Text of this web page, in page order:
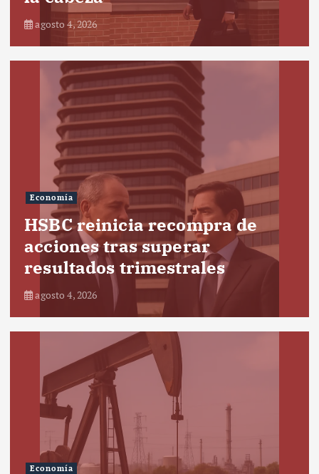
agosto 4, 2026
Economía
HSBC reinicia recompra de
acciones tras superar
resultados trimestrales
agosto 4, 2026
Economía